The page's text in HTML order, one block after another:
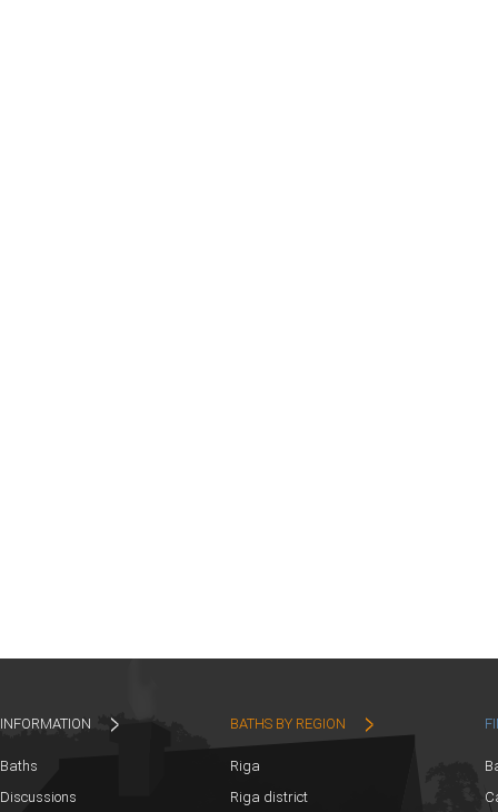
INFORMATION
Baths
Discussions
BATHS BY REGION
Riga
Riga district